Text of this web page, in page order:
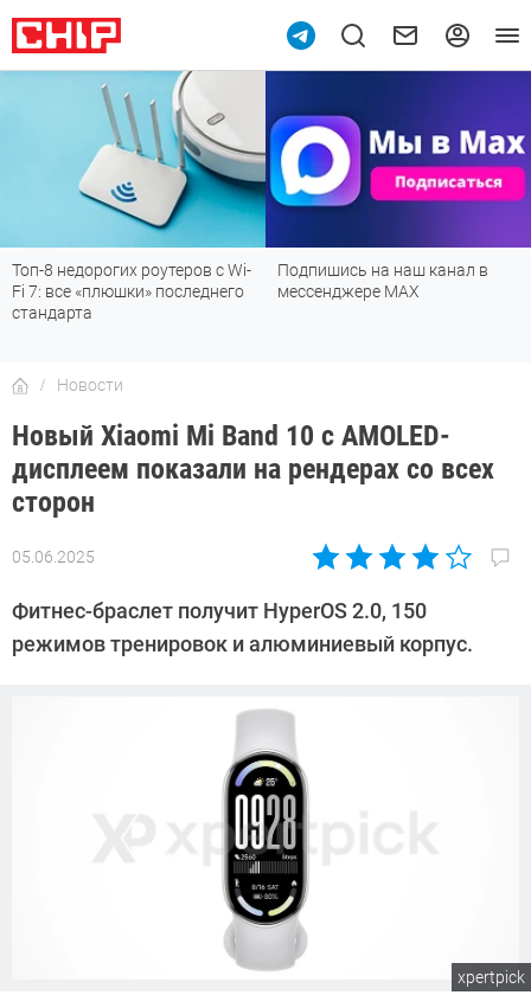
Топ-8 недорогих роутеров с Wi-
Fi 7: все «плюшки» последнего
стандарта
Подпишись на наш канал в
мессенджере МАХ
Новости
Новый Xiaomi Mi Band 10 с AMOLED-
дисплеем показали на рендерах со всех
сторон
05.06.2025
Автор:
Довлатова
Фитнес-браслет получит HyperOS 2.0, 150
режимов тренировок и алюминиевый корпус.
xpertpick